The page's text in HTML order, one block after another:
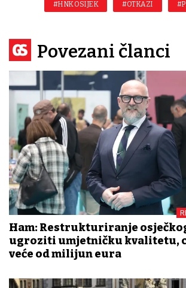
#HNK OSIJEK #OTKAZI
Povezani članci
Ham: Restrukturiranje
ugroziti umjetničku kvalitetu,
veće od milijun eura